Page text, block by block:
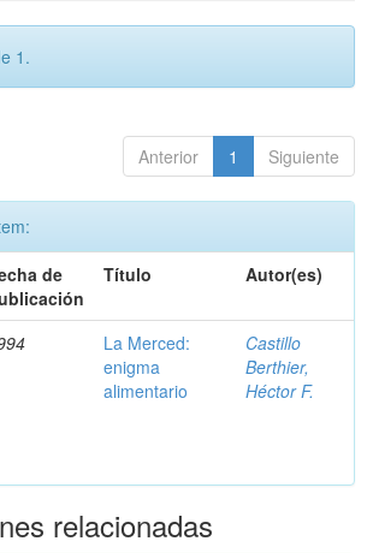
1.
Anterior 1 Siguiente
de
Título Autor(es)
La Merced:
enigma
alimentario
Castillo
Berthier,
Héctor F.
relacionadas